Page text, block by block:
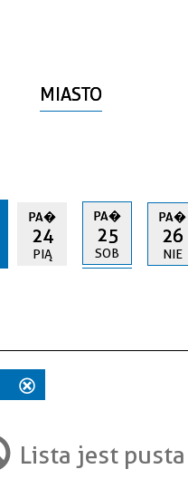
MIASTO
PA�
24
PIĄ
PA�
25
SOB
PA�
26
NIE
Lista jest pusta